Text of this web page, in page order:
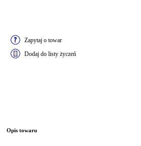
Zapytaj o towar
Dodaj do listy życzeń
Opis towaru